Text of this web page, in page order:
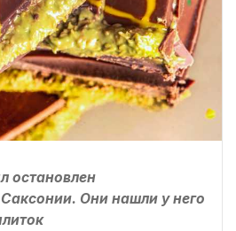
остановлен
Они нашли у него